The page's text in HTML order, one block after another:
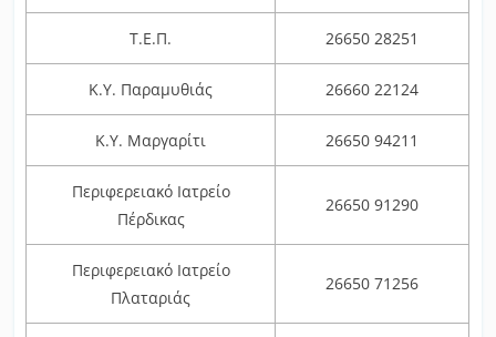
Τ.Ε.Π. 26650 28251
Κ.Υ. Παραμυθιάς 26660 22124
Κ.Υ. Μαργαρίτι 26650 94211
Περιφερειακό Ιατρείο
Πέρδικας
26650 91290
Περιφερειακό Ιατρείο
Πλαταριάς
26650 71256